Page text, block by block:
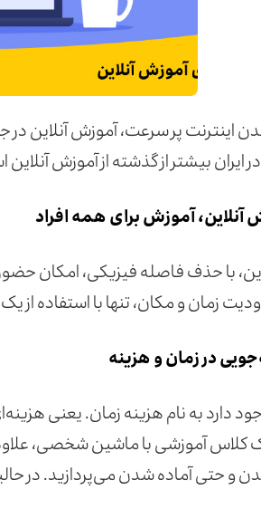
اینترنت پر سرعت، آموزش آنلاین در
ایران بیشتر از گذشته از آموزش
آنلاین، آموزش برای همه افراد
با حذف فاصله‌ فیزیکی، امکان
زمان و مکان، تنها با استفاده از
در زمان و هزینه‌
دارد به نام هزینه زمان. یعنی
کلاس آموزشی با ماشین شخصی، علاوه
و حتی آماده شدن می‌پردازید. در